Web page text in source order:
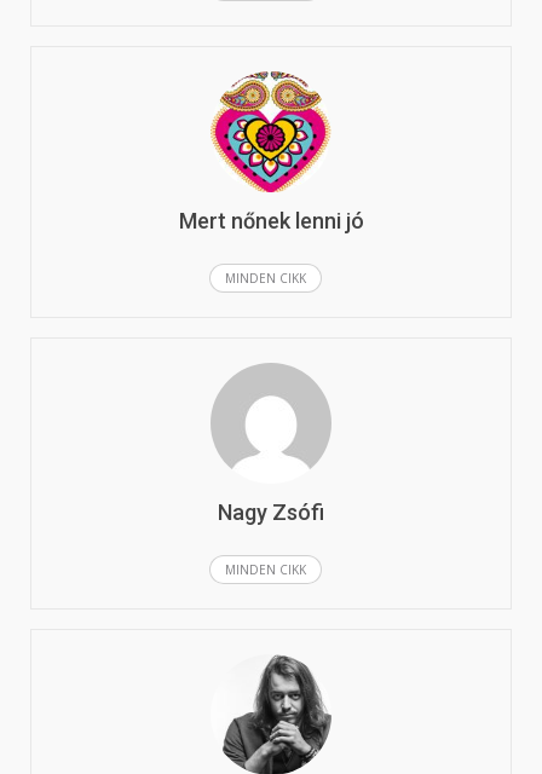
Mert nőnek lenni jó
MINDEN CIKK
Nagy Zsófi
MINDEN CIKK